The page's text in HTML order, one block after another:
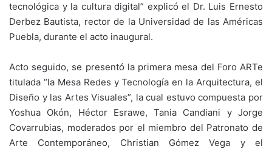
tecnológica y la cultura digital” explicó el Dr. Luis Ernesto
Derbez Bautista, rector de la Universidad de las Américas
Puebla, durante el acto inaugural.
Acto seguido, se presentó la primera mesa del Foro ARTe
titulada “la Mesa Redes y Tecnología en la Arquitectura, el
Diseño y las Artes Visuales”, la cual estuvo compuesta por
Yoshua Okón, Héctor Esrawe, Tania Candiani y Jorge
Covarrubias, moderados por el miembro del Patronato de
Arte Contemporáneo, Christian Gómez Vega y el